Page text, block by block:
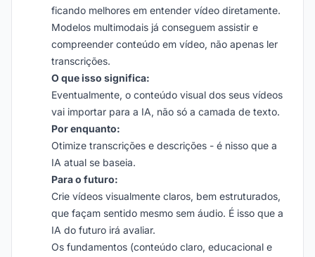
ficando melhores em entender vídeo diretamente.
Modelos multimodais já conseguem assistir e
compreender conteúdo em vídeo, não apenas ler
transcrições.
O que isso significa:
Eventualmente, o conteúdo visual dos seus vídeos
vai importar para a IA, não só a camada de texto.
Por enquanto:
Otimize transcrições e descrições - é nisso que a
IA atual se baseia.
Para o futuro:
Crie vídeos visualmente claros, bem estruturados,
que façam sentido mesmo sem áudio. É isso que a
IA do futuro irá avaliar.
Os fundamentos (conteúdo claro, educacional e